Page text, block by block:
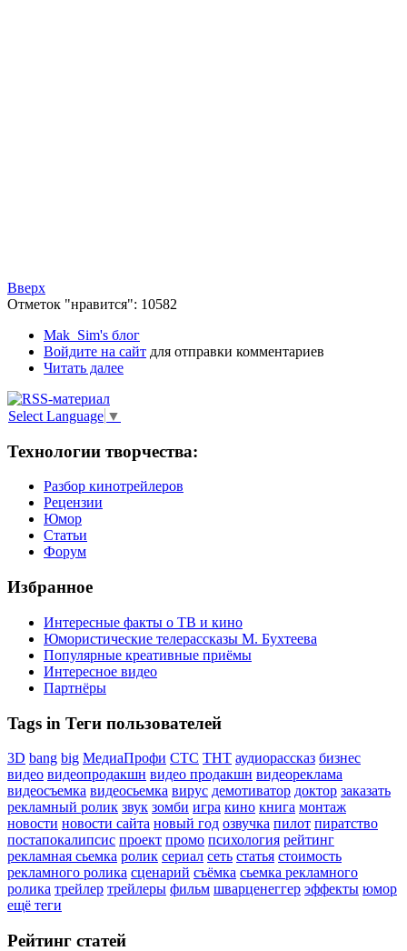
Вверх
Отметок "нравится": 10582
Mak_Sim's блог
Войдите на сайт для отправки комментариев
Читать далее
Select Language ▼
Технологии творчества:
Разбор кинотрейлеров
Рецензии
Юмор
Статьи
Форум
Избранное
Интересные факты о ТВ и кино
Юмористические телерассказы М. Бухтеева
Популярные креативные приёмы
Интересное видео
Партнёры
Tags in Теги пользователей
3D bang big МедиаПрофи СТС ТНТ аудиорассказ бизнес
видео видеопродакшн видео продакшн видеореклама
видеосъемка видеосьемка вирус демотиватор доктор заказать
рекламный ролик звук зомби игра кино книга монтаж
новости новости сайта новый год озвучка пилот пиратство
постапокалипсис проект промо психология рейтинг
рекламная сьемка ролик сериал сеть статья стоимость
рекламного ролика сценарий съёмка сьемка рекламного
ролика трейлер трейлеры фильм шварценеггер эффекты юмор
ещё теги
Рейтинг статей